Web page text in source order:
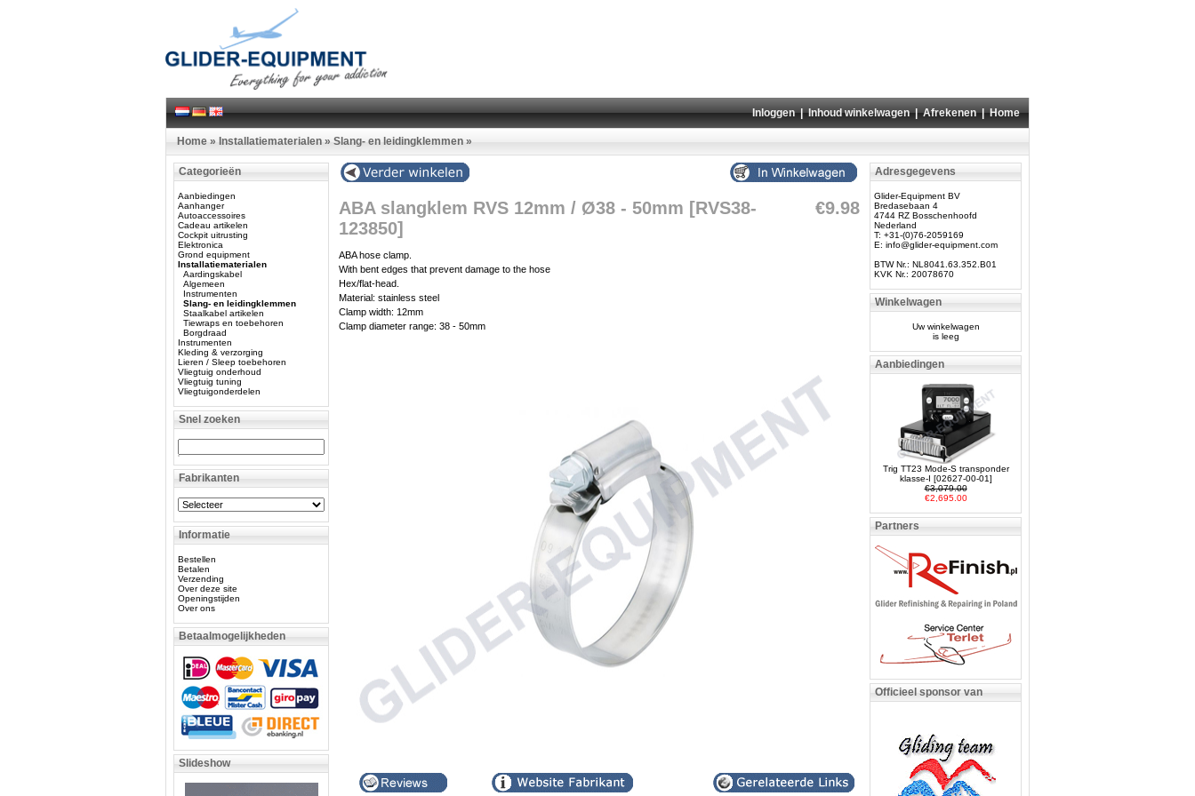
Inloggen|Inhoud winkelwagen|Afrekenen|Home
Home » Installatiematerialen » Slang- en leidingklemmen »
Categorieën
Aanbiedingen
Aanhanger
Autoaccessoires
Cadeau artikelen
Cockpit uitrusting
Elektronica
Grond equipment
Installatiematerialen
Aardingskabel
Algemeen
Instrumenten
Slang- en leidingklemmen
Staalkabel artikelen
Tiewraps en toebehoren
Borgdraad
Instrumenten
Kleding & verzorging
Lieren / Sleep toebehoren
Vliegtuig onderhoud
Vliegtuig tuning
Vliegtuigonderdelen
Snel zoeken
Fabrikanten
Informatie
Bestellen
Betalen
Verzending
Over deze site
Openingstijden
Over ons
Betaalmogelijkheden
Slideshow
ABA slangklem RVS 12mm / Ø38 - 50mm [RVS38-
123850]
€9.98
ABA hose clamp.
With bent edges that prevent damage to the hose
Hex/flat-head.
Material: stainless steel
Clamp width: 12mm
Clamp diameter range: 38 - 50mm
Adresgegevens
Glider-Equipment BV
Bredasebaan 4
4744 RZ Bosschenhoofd
Nederland
T: +31-(0)76-2059169
E: info@glider-equipment.com
BTW Nr.: NL8041.63.352.B01
KVK Nr.: 20078670
Winkelwagen
Uw winkelwagen
is leeg
Aanbiedingen
Trig TT23 Mode-S transponder
klasse-I [02627-00-01]
€3,079.00
€2,695.00
Partners
Officieel sponsor van